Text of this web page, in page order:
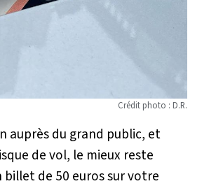
Crédit photo : D.R.
auprès du grand public, et
de vol, le mieux reste
billet de 50 euros sur votre